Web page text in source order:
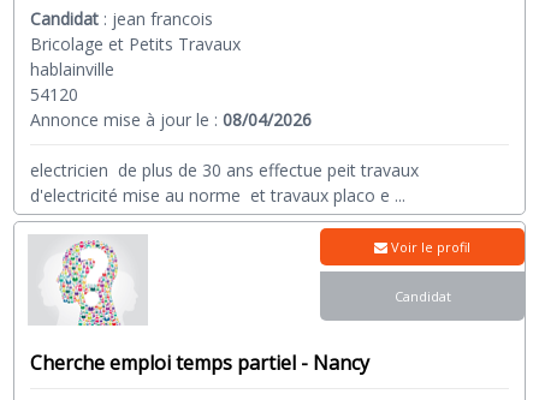
Candidat : jean francois
Bricolage et Petits Travaux
hablainville
54120
Annonce mise à jour le :08/04/2026
electricien de plus de 30 ans effectue peit travaux
d'electricité mise au norme et travaux placo e ...
Cherche emploi temps partiel - Nancy
Voir le profil
Candidat